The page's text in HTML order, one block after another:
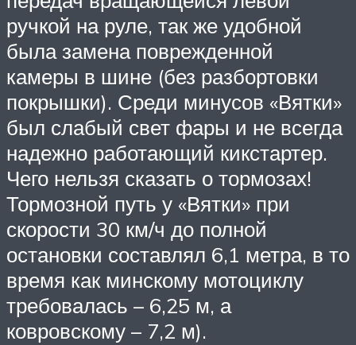
ручкой на руле, так же удобной
была замена поврежденной
камеры в шине (без разбортовки
покрышки). Среди минусов «Вятки»
был слабый свет фары и не всегда
надежно работающий кикстартер.
Чего нельзя сказать о тормозах!
Тормозной путь у «Вятки» при
скорости 30 км/ч до полной
остановки составлял 6,1 метра, в то
время как минскому мотоциклу
требовалась – 6,25 м, а
ковровскому – 7,2 м).